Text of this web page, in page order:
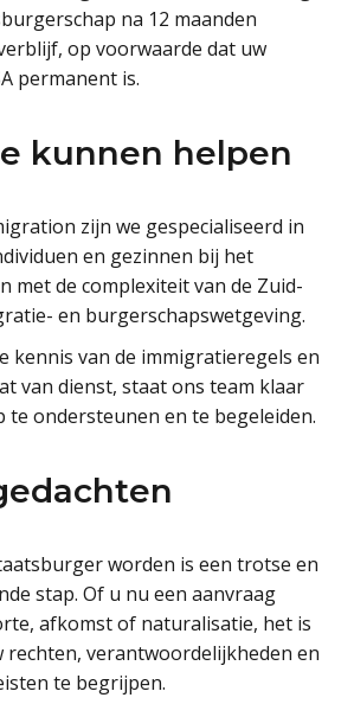
na 12 maanden
op voorwaarde dat uw
permanent is.
kunnen helpen
zijn we gespecialiseerd in
en gezinnen bij het
met de complexiteit van de Zuid-
en burgerschapswetgeving.
kennis van de immigratieregels en
van dienst, staat ons team klaar
te ondersteunen en te begeleiden.
worden is een trotse en
stap. Of u nu een aanvraag
afkomst of naturalisatie, het is
rechten, verantwoordelijkheden en
te begrijpen.